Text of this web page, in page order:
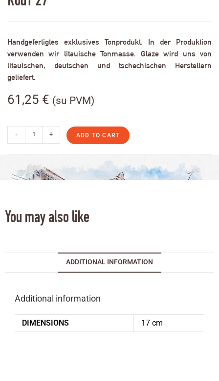
Handgefertigtes exklusives Tonprodukt. In der Produktion
verwenden wir litauische Tonmasse. Glaze wird uns von
litauischen, deutschen und tschechischen Herstellern
geliefert.
61,25 € (su PVM)
- + ADD TO CART
You may also like
ADDITIONAL INFORMATION
Additional information
DIMENSIONS 17 cm